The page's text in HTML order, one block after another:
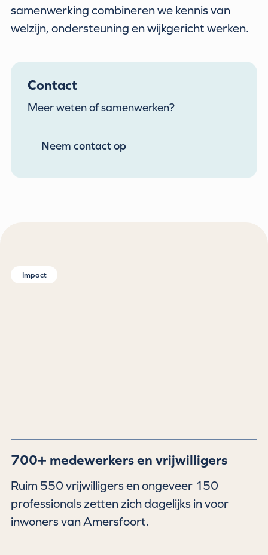
Contact
Meer weten of samenwerken?
Neem contact op
samenwerking combineren we kennis van
welzijn, ondersteuning en wijkgericht werken.
Impact
700+ medewerkers en vrijwilligers
Ruim 550 vrijwilligers en ongeveer 150
professionals zetten zich dagelijks in voor
inwoners van Amersfoort.